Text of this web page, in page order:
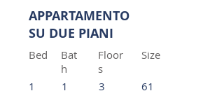
APPARTAMENTO
SU DUE PIANI
Bed
1
Bat
h
1
Floor
s
3
Size
61